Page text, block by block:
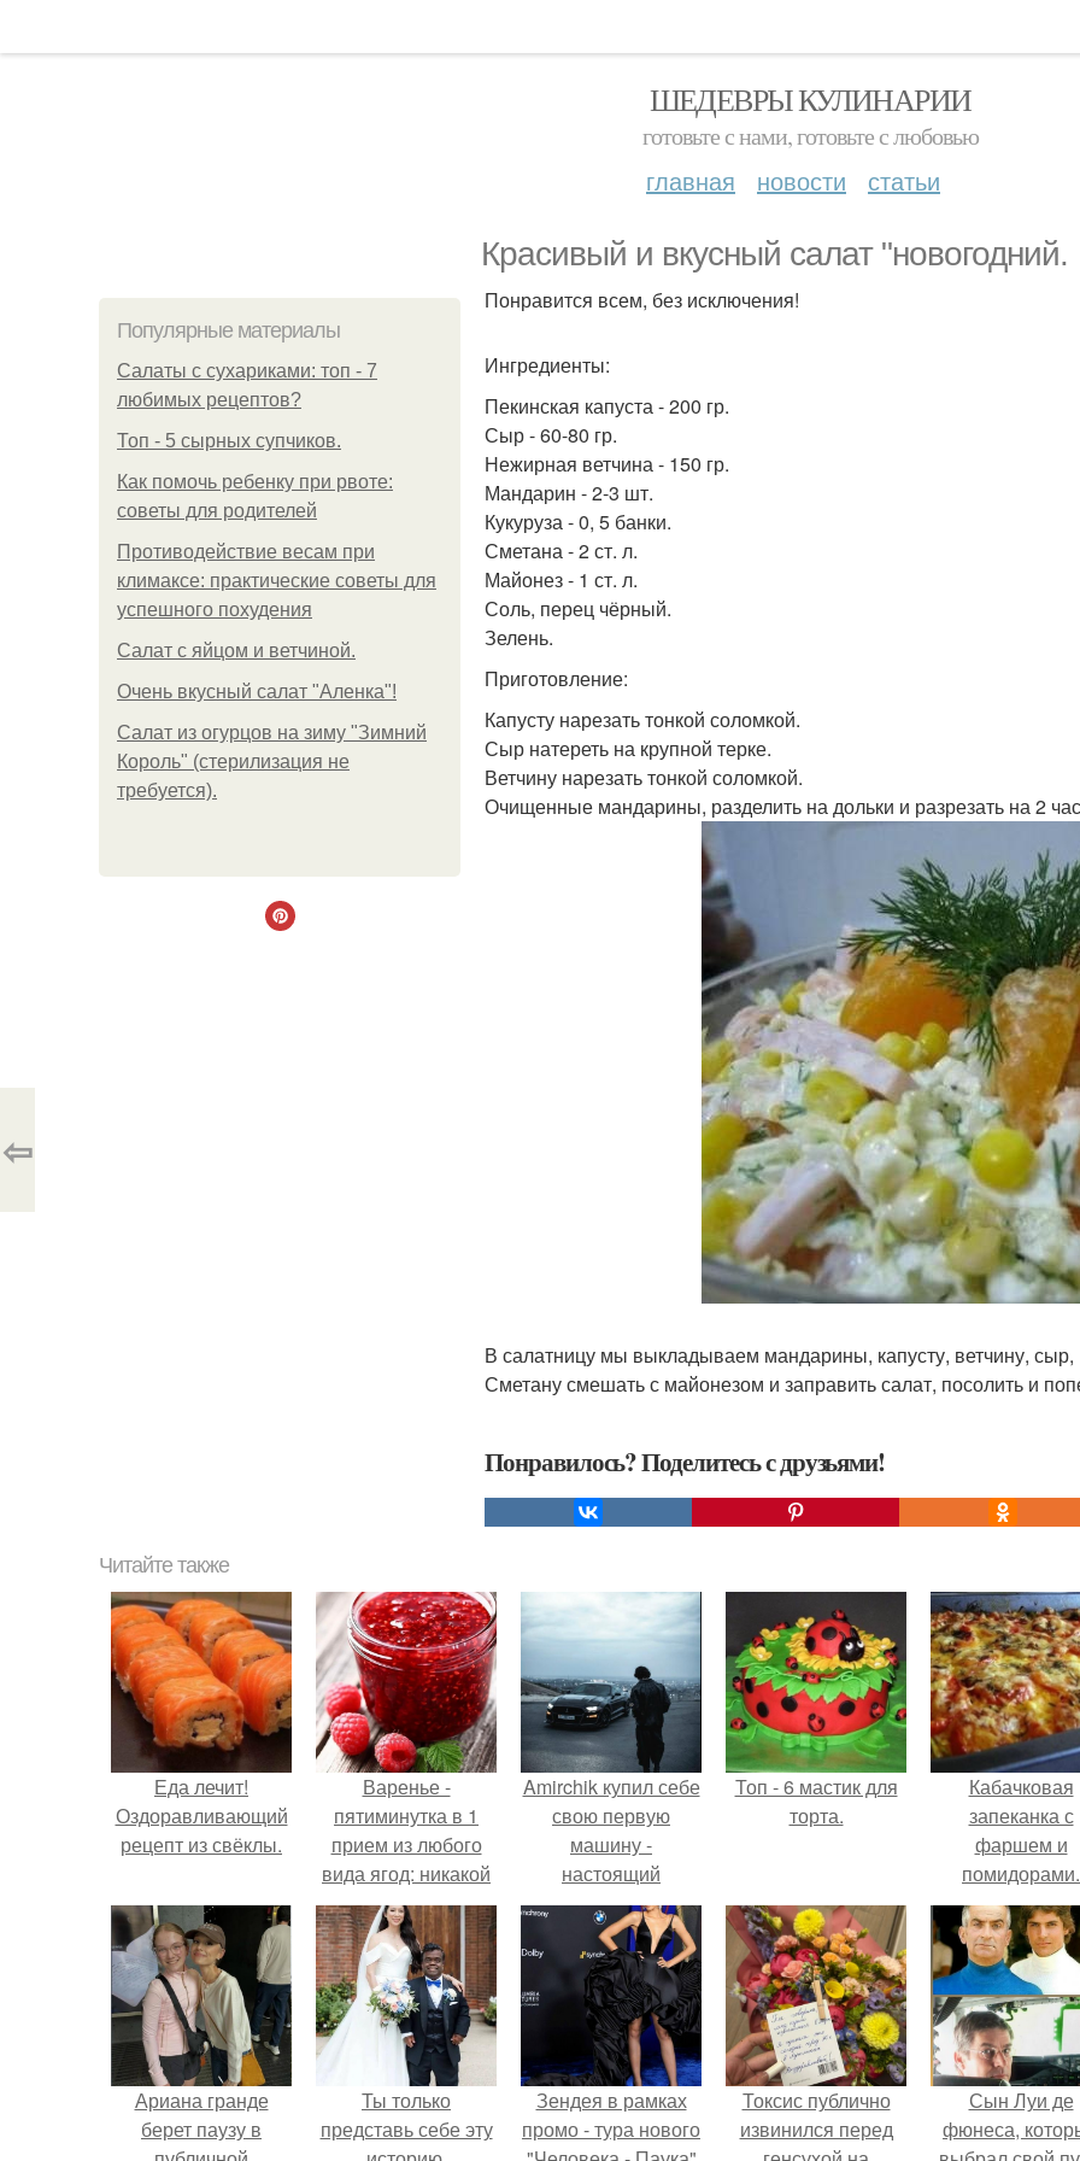
ШЕДЕВРЫ КУЛИНАРИИ
готовьте с нами, готовьте с любовью
главная новости статьи
Красивый и вкусный салат "новогодний.
Популярные материалы
Салаты с сухариками: топ - 7
любимых рецептов?
Топ - 5 сырных супчиков.
Как помочь ребенку при рвоте:
советы для родителей
Противодействие весам при
климаксе: практические советы для
успешного похудения
Салат с яйцом и ветчиной.
Очень вкусный салат "Аленка"!
Салат из огурцов на зиму "Зимний
Король" (стерилизация не
требуется).
Понравится всем, без исключения!
Ингредиенты:
Пекинская капуста - 200 гр.
Сыр - 60-80 гр.
Нежирная ветчина - 150 гр.
Мандарин - 2-3 шт.
Кукуруза - 0, 5 банки.
Сметана - 2 ст. л.
Майонез - 1 ст. л.
Соль, перец чёрный.
Зелень.
Приготовление:
Капусту нарезать тонкой соломкой.
Сыр натереть на крупной терке.
Ветчину нарезать тонкой соломкой.
Очищенные мандарины, разделить на дольки и разрезать на 2
В салатницу мы выкладываем мандарины, капусту, ветчину, сыр,
Сметану смешать с майонезом и заправить салат, посолить и
Понравилось? Поделитесь с друзьями!
⇦
Читайте также
Еда лечит!
Оздоравливающий
рецепт из свёклы.
Варенье -
пятиминутка в 1
прием из любого
вида ягод: никакой
длительной варки,
все витамины на
месте!
Amirchik купил себе
свою первую
машину -
настоящий
автомобиль мечты
для многих
автолюбителей.
Топ - 6 мастик для
торта.
Кабачковая
запеканка с
фаршем и
помидорами.
Ариана гранде
берет паузу в
Ты только
представь себе эту
Зендея в рамках
промо - тура нового
Токсис публично
извинился перед
Сын Луи де
фюнеса,